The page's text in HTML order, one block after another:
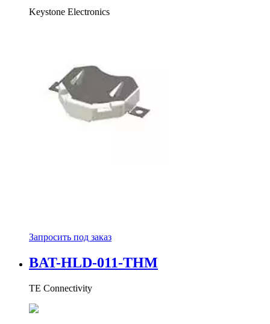
Keystone Electronics
Запросить под заказ
BAT-HLD-011-THM
TE Connectivity